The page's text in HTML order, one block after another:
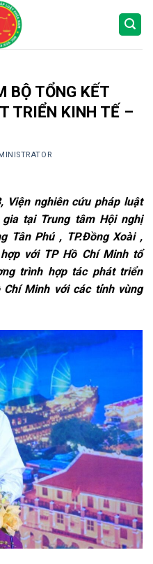
BỘ TỔNG KẾT
TRIỂN KINH TẾ –
, Viện nghiên cứu pháp luật
gia tại Trung tâm Hội nghị
Tân Phú , TP.Đồng Xoài ,
với TP Hồ Chí Minh tổ
trình hợp tác phát triển
Minh với các tỉnh vùng